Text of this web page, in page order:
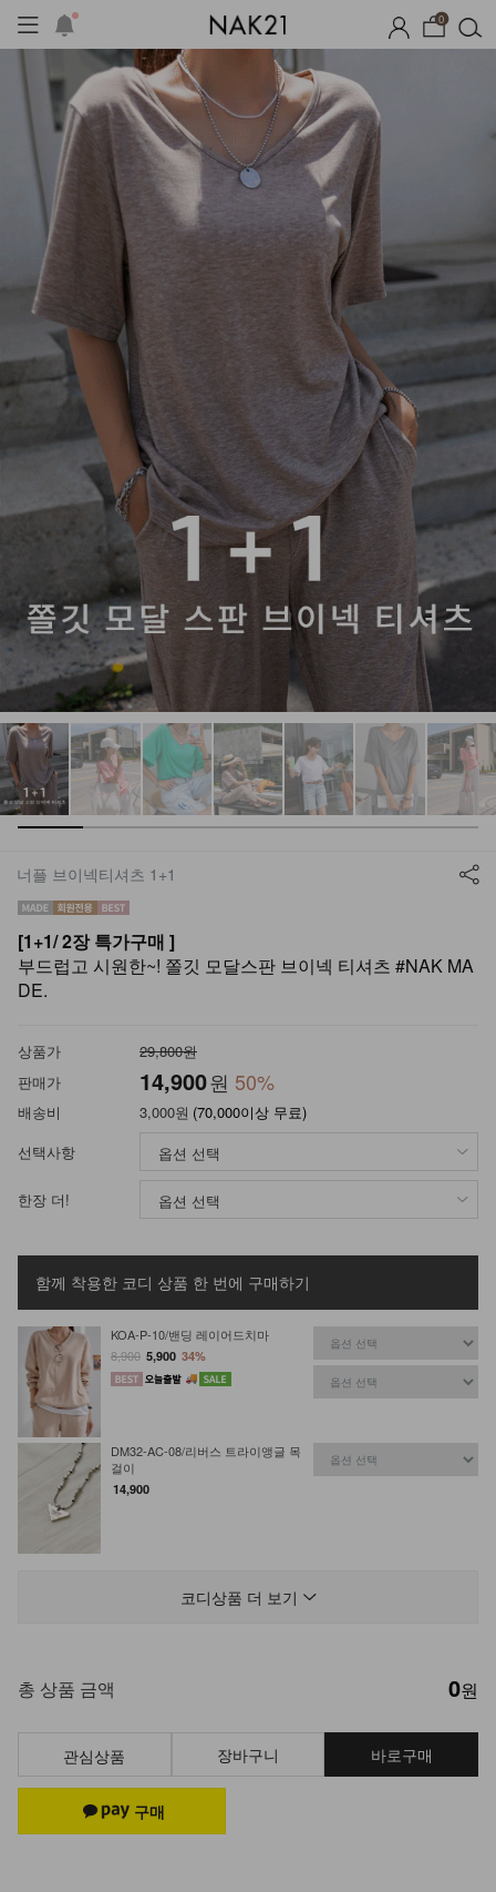
0
작 여름 잠옷 장마템 기획전 오늘출발
너플 브이넥티셔츠 1+1
[1+1/ 2장 특가구매 ]
부드럽고 시원한~! 쫄깃 모달스판 브이넥 티셔츠 #NAK MA
DE.
상품가
29,800원
판매가
14,900원 50%
배송비 3,000원 (70,000이상 무료)
선택사항
한장 더!
함께 착용한 코디 상품 한 번에 구매하기
KOA-P-10/밴딩 레이어드치마
8,900 5,900 34%
DM32-AC-08/리버스 트라이앵글 목
걸이
14,900
DM21-AC-03/클래식 은장 소가죽 벨
트
코디상품 더 보기
총 상품 금액 0원
관심상품 장바구니 바로구매